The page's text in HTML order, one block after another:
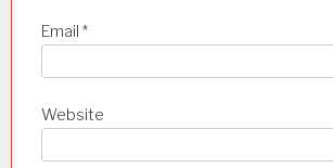
Email *
Website